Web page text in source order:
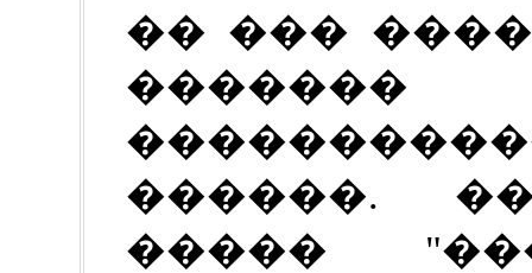
�� ���
������.
�����